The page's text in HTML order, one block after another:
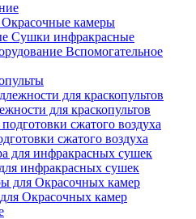
Окрасочные камеры
Сушки инфракрасные
Вспомогательное
для краскопультов
сжатого воздуха
инфракрасных сушек
Окрасочных камер